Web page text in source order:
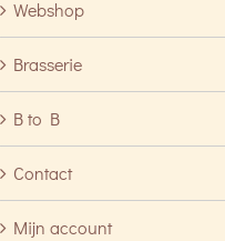
Webshop
Brasserie
B to B
Contact
Mijn account